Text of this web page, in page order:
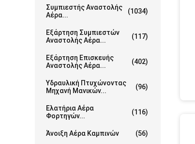
Συμπιεστής Αναστολής
Αέρα...
(1034)
Εξάρτηση Συμπιεστών
Αναστολής Αέρα...
(117)
Εξάρτηση Επισκευής
Αναστολής Αέρα...
(402)
Υδραυλική Πτυχώνοντας
Μηχανή Μανικών...
(96)
Ελατήρια Αέρα
Φορτηγών...
(116)
Άνοιξη Αέρα Καμπινών (56)